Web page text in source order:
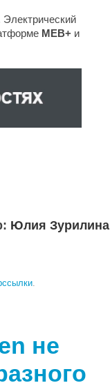
Электрический
MEB+ и
Юлия Зурилина
.
не